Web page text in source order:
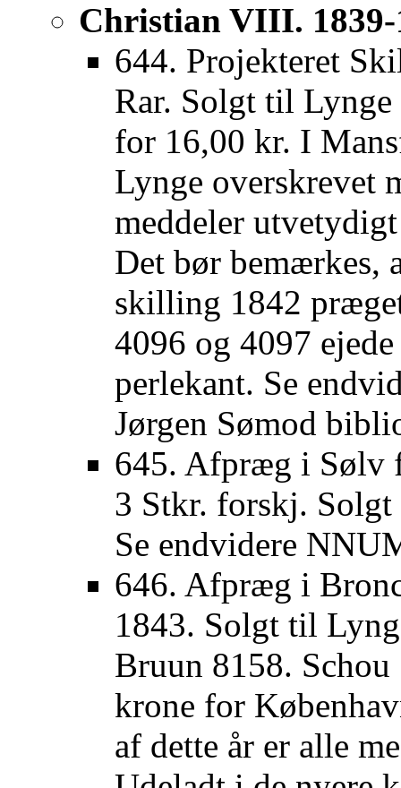
Christian VIII. 1839-
644. Projekteret
Rar. Solgt til Lynge
for 16,00 kr. I
Lynge overskrevet
meddeler
Det bør bemærkes,
skilling 1842
4096 og 4097
perlekant. Se
Jørgen Sømod
645. Afpræg i Sølv
3 Stkr. forskj. Solgt
Se endvidere
646. Afpræg i
1843. Solgt til
Bruun 8158.
krone for
af dette år er alle